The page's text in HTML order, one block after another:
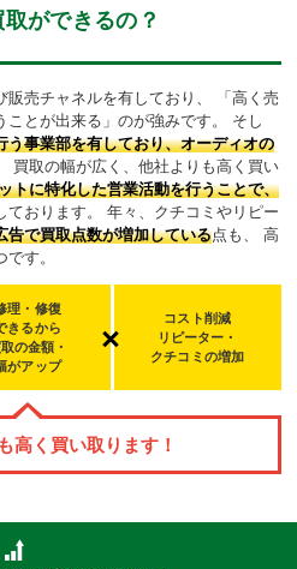
ができるの？
売チャネルを有しており、
「高く売
とが出来る」のが強みです。
そし
う事業部を有しており、オーディオの
買取の幅が広く、他社よりも高く買い
トに特化した営業活動を行うことで、
ております。
年々、クチコミやリピー
告で買取点数が増加している点も、
高
す。
理・修復
きるから
の金額・
がアップ
コスト削減
リピーター・
クチコミの増加
高く買い取ります！